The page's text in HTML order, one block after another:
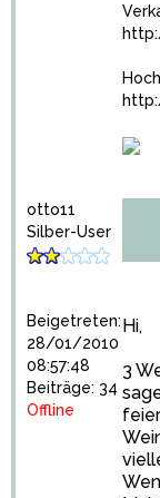
otto11
Silber-User
Beigetreten:
28/01/2010
08:57:48
Beiträge: 34
Offline
Hi,
3